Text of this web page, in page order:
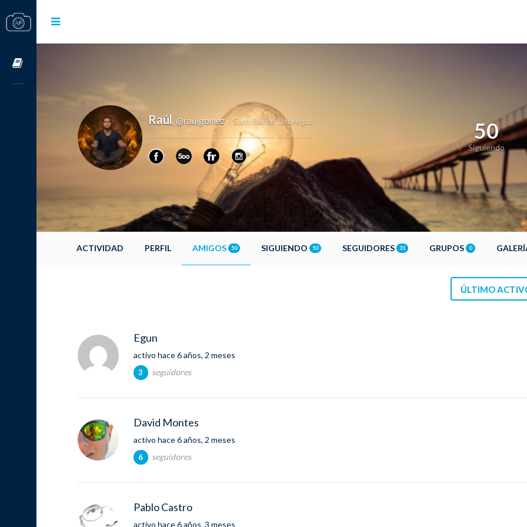
Raúl, @raulgomez Sant Boi de Llobregat 50
Siguiendo
ACTIVIDAD PERFIL AMIGOS 50 SIGUIENDO 50 SEGUIDORES 31 GRUPOS 0
ÚLTIMO
Egun
activo hace 6 años, 2 meses
3 seguidores
David Montes
activo hace 6 años, 2 meses
6 seguidores
Pablo Castro
activo hace 6 años, 3 meses